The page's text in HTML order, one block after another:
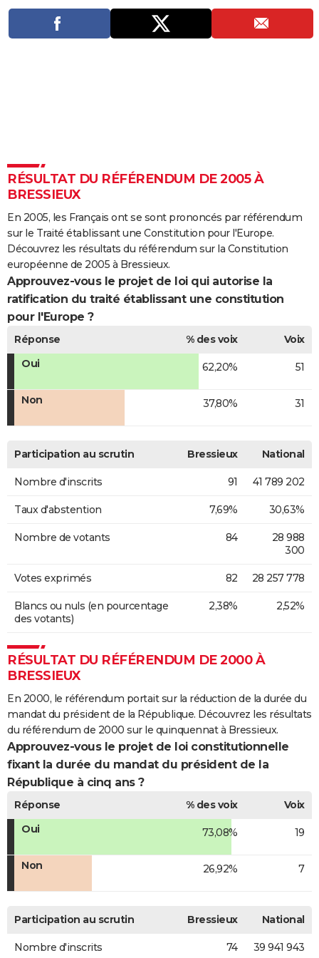
Destinations
City break
Voyage nature
Voyage de noces
Climat
PROGRAMME TV
COPAINS D'AVANT
S'inscrire
Se connecter
Lycées
Collèges
Primaires
Universités
Entreprises
Service militaire
Avis de recherche
AVIS DE DÉCÈS
FORUM
Bricolage
Lifestyle
Culture
Auto
Television
Voyage
Cinema
RÉSULTAT DU RÉFÉRENDUM DE 2005 À
BRESSIEUX
En 2005, les Français ont se sont prononcés par référendum
sur le Traité établissant une Constitution pour l'Europe.
Découvrez les résultats du référendum sur la Constitution
européenne de 2005 à Bressieux.
Approuvez-vous le projet de loi qui autorise la
ratification du traité établissant une constitution
pour l'Europe ?
Réponse % des voix
Voix
Oui
62,20% 51
Non 37,80% 31
Participation au scrutin Bressieux National
Nombre d'inscrits 91 41 789 202
Taux d'abstention 7,69% 30,63%
Nombre de votants 84
28 988
300
Votes exprimés 82 28 257 778
Blancs ou nuls (en pourcentage
des votants)
2,38% 2,52%
RÉSULTAT DU RÉFÉRENDUM DE 2000 À
BRESSIEUX
En 2000, le référendum portait sur la réduction de la durée du
mandat du président de la République. Découvrez les résultats
du référendum de 2000 sur le quinquennat à Bressieux.
Approuvez-vous le projet de loi constitutionnelle
fixant la durée du mandat du président de la
République à cinq ans ?
Réponse % des voix
Voix
Oui
73,08% 19
Non 26,92% 7
Participation au scrutin Bressieux National
Nombre d'inscrits 74 39 941 943